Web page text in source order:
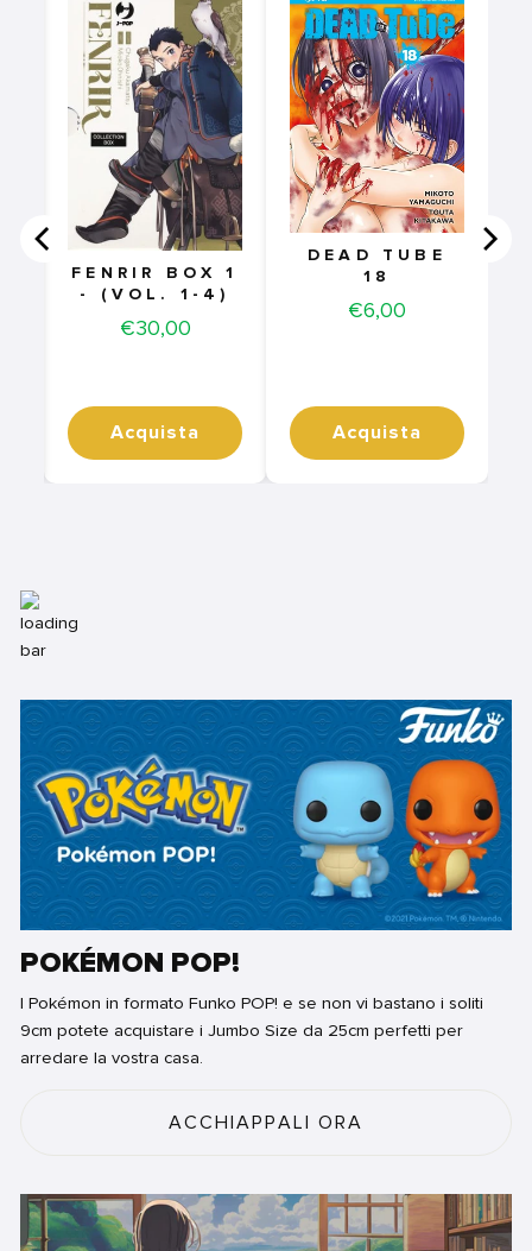
FENRIR BOX 1
- (VOL. 1-4)
Price
€30,00
Acquista
DEAD TUBE
18
Price
€6,00
Acquista
POKÉMON POP!
I Pokémon in formato Funko POP! e se non vi bastano i soliti
9cm potete acquistare i Jumbo Size da 25cm perfetti per
arredare la vostra casa.
ACCHIAPPALI ORA